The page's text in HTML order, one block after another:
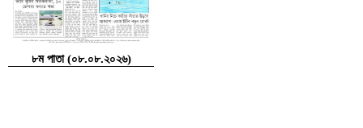
৮ম পাতা (০৮.০৮.২০২৬)